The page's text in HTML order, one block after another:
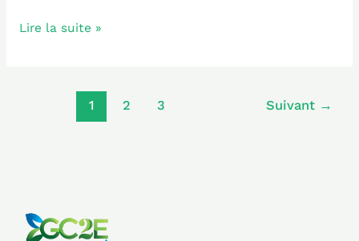
Lire la suite »
1 2 3 Suivant →